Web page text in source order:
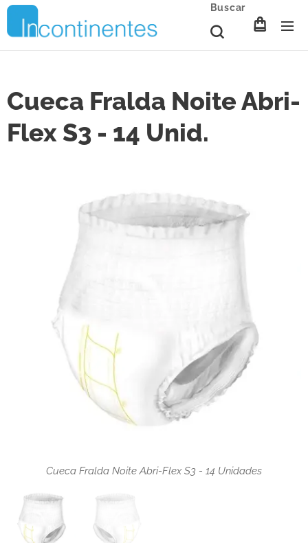
Buscar
Cueca Fralda Noite Abri-
Flex S3 - 14 Unid.
Cueca Fralda Noite Abri-Flex S3 - 14 Unidades
Cueca Fralda Noite Abri-Flex S3 - 14 Unidades